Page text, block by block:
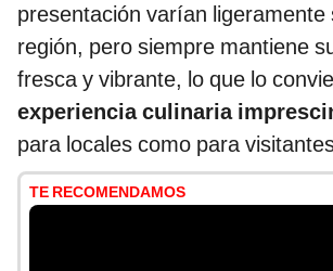
presentación varían ligeramente
región, pero siempre mantiene
fresca y vibrante, lo que lo
experiencia culinaria
para locales como para
TE RECOMENDAMOS